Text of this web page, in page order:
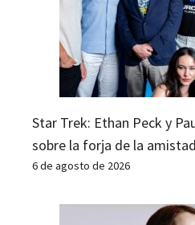
Star Trek: Ethan Peck y
sobre la forja de la
6 de agosto de 2026